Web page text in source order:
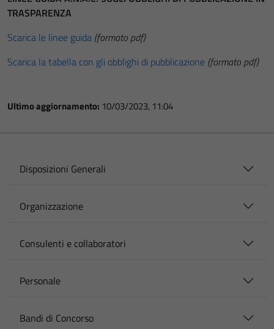
TRASPARENZA
Scarica le linee guida (formato pdf)
Scarica la tabella con gli obblighi di pubblicazione (formato pdf)
Ultimo aggiornamento: 10/03/2023, 11:04
Disposizioni Generali
Organizzazione
Consulenti e collaboratori
Personale
Bandi di Concorso